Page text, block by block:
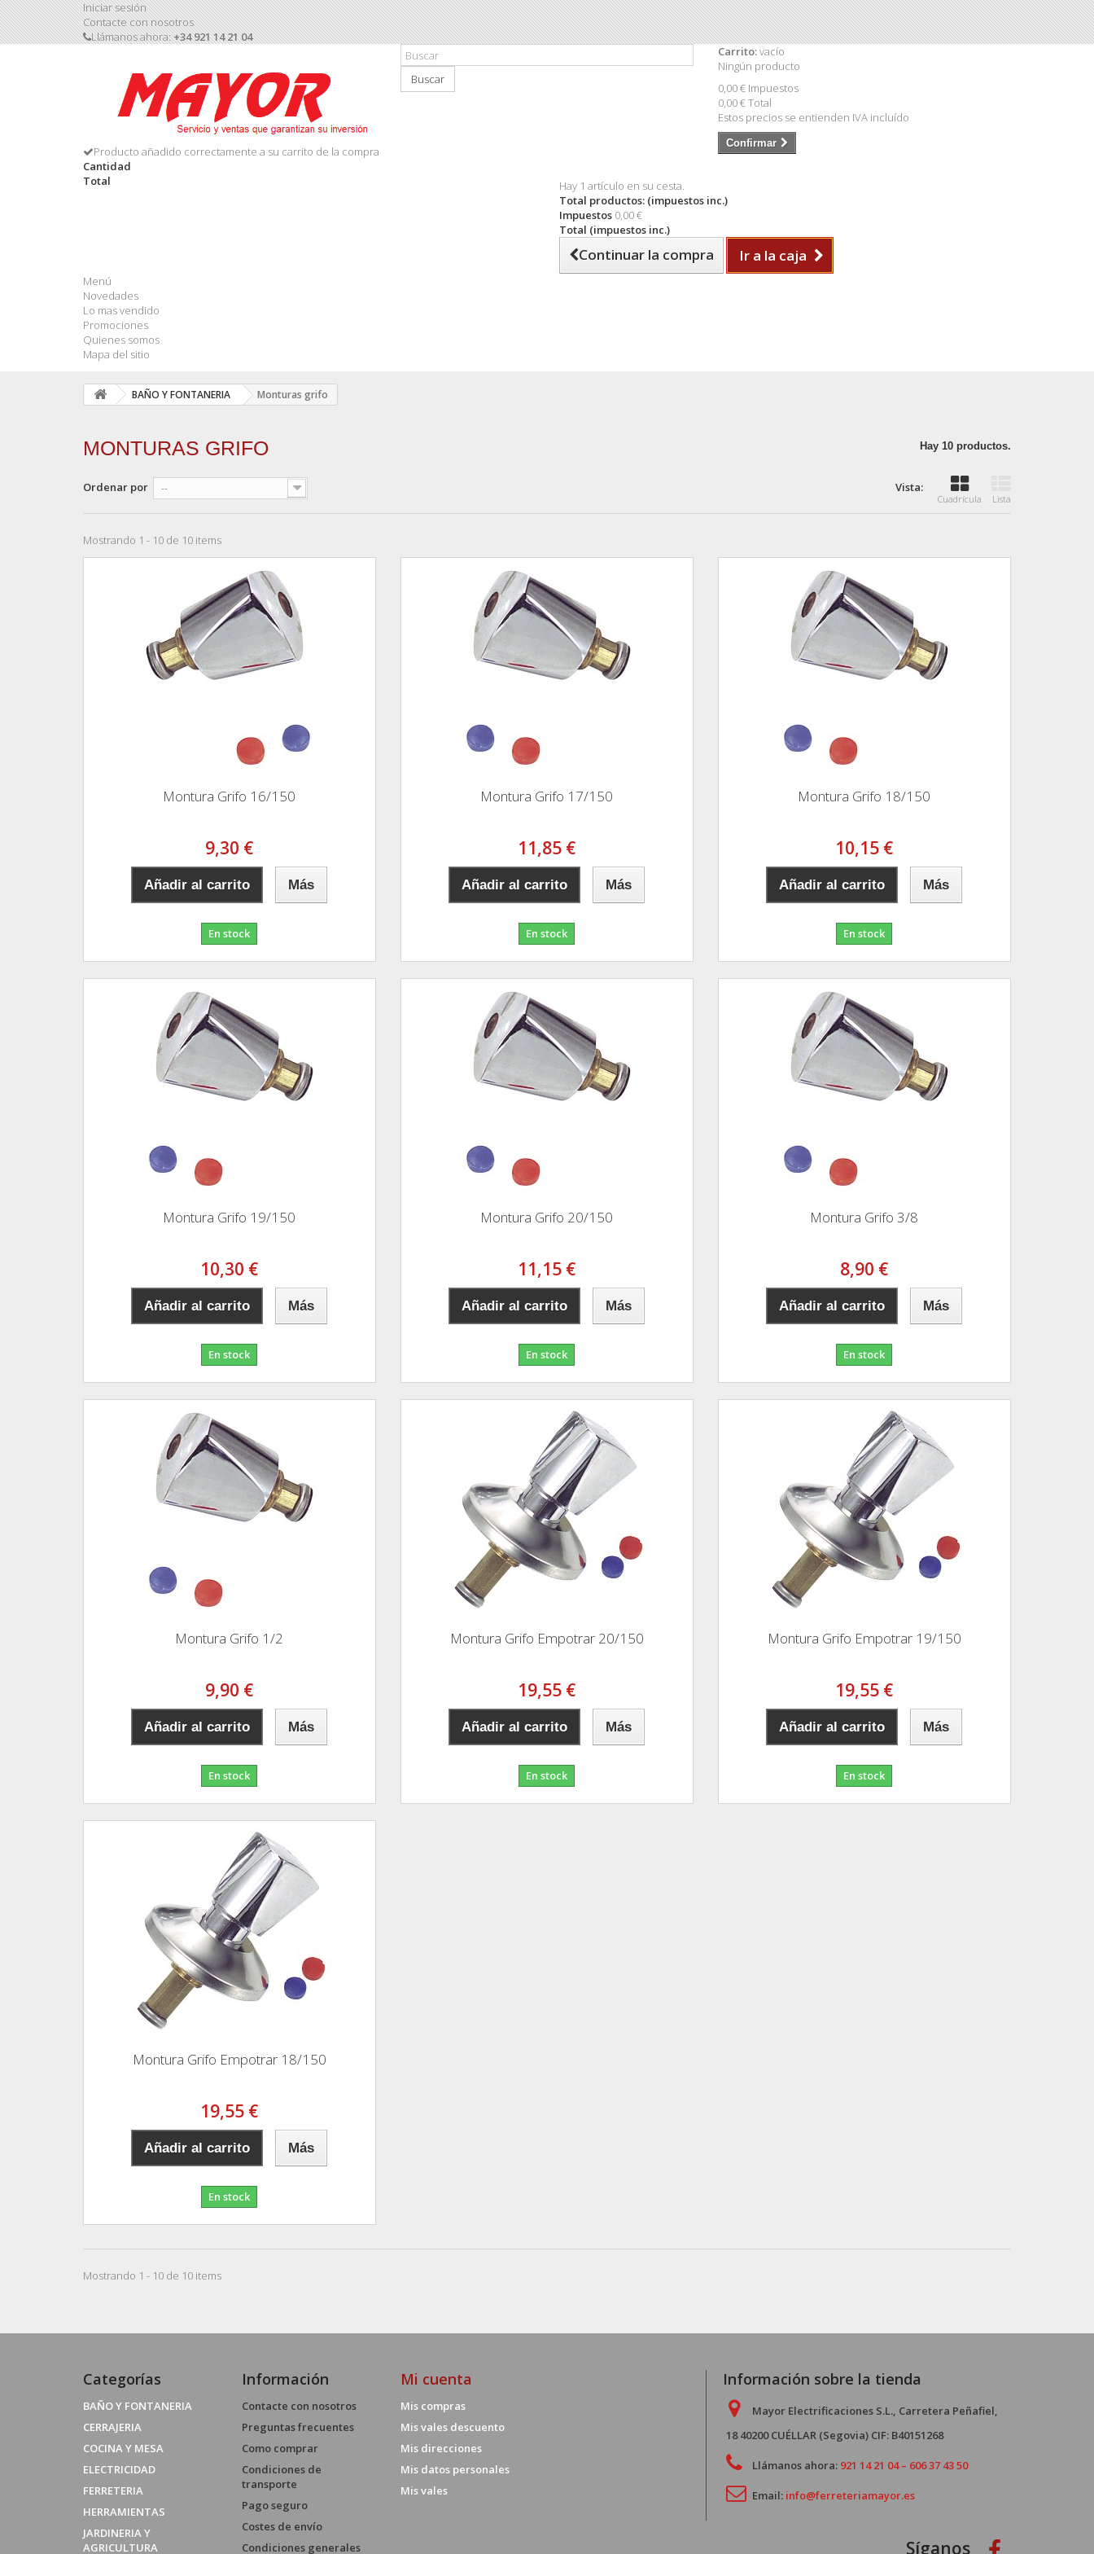
Iniciar sesión
Contacte con nosotros
Llámanos ahora:+34 921 14 21 04
Buscar
Carrito:vacío
Ningún producto
0,00 € Impuestos
0,00 €Total
Estos precios se entienden IVA incluído
Confirmar
Producto añadido correctamente a su carrito de la compra
Cantidad
Total
Hay 1 artículo en su cesta.
Total productos: (impuestos inc.)
Impuestos 0,00 €
Total (impuestos inc.)
Continuar la compra Ir a la caja
Menú
Novedades
Lo mas vendido
Promociones
Quienes somos
Mapa del sitio
BAÑO Y FONTANERIA Monturas grifo
MONTURAS GRIFO Hay 10 productos.
Vista:
Cuadrícula Lista
Ordenar por --
Mostrando 1 - 10 de 10 items
Montura Grifo 16/150
9,30 €
Añadir al carrito Más
En stock
Montura Grifo 17/150
11,85 €
Añadir al carrito Más
En stock
Montura Grifo 18/150
10,15 €
Añadir al carrito Más
En stock
Montura Grifo 19/150
10,30 €
Añadir al carrito Más
En stock
Montura Grifo 20/150
11,15 €
Añadir al carrito Más
En stock
Montura Grifo 3/8
8,90 €
Añadir al carrito Más
En stock
Montura Grifo 1/2
9,90 €
Añadir al carrito Más
En stock
Montura Grifo Empotrar 20/150
19,55 €
Añadir al carrito Más
En stock
Montura Grifo Empotrar 19/150
19,55 €
Añadir al carrito Más
En stock
Montura Grifo Empotrar 18/150
19,55 €
Añadir al carrito Más
En stock
Mostrando 1 - 10 de 10 items
Categorías
BAÑO Y FONTANERIA
CERRAJERIA
COCINA Y MESA
ELECTRICIDAD
FERRETERIA
HERRAMIENTAS
JARDINERIA Y
AGRICULTURA
Información
Contacte con nosotros
Preguntas frecuentes
Como comprar
Condiciones de
transporte
Pago seguro
Costes de envío
Condiciones generales
Mi cuenta
Mis compras
Mis vales descuento
Mis direcciones
Mis datos personales
Mis vales
Información sobre la tienda
Mayor Electrificaciones S.L., Carretera Peñafiel,
18 40200 CUÉLLAR (Segovia) CIF: B40151268
Llámanos ahora: 921 14 21 04 – 606 37 43 50
Email: info@ferreteriamayor.es
Síganos